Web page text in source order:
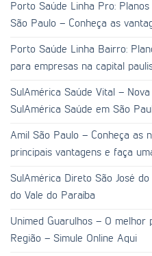
Porto Saúde Linha Pro:
São Paulo – Conheça as
Porto Saúde Linha Bairro:
para empresas na capital
SulAmérica Saúde Vital –
SulAmérica Saúde em São
Amil São Paulo – Conheça as
principais vantagens e faça
SulAmérica Direto São José
do Vale do Paraíba
Unimed Guarulhos – O melhor
Região – Simule Online Aqui